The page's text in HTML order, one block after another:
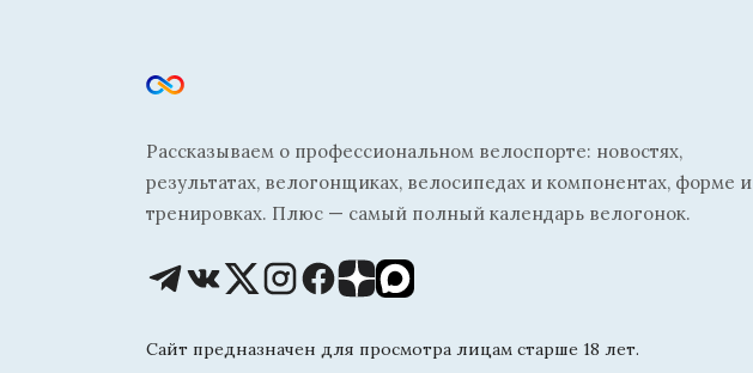
Рассказываем о профессиональном велоспорте: новостях,
результатах, велогонщиках, велосипедах и компонентах, форме и
тренировках. Плюс — самый полный календарь велогонок.
Сайт предназначен для просмотра лицам старше 18 лет.